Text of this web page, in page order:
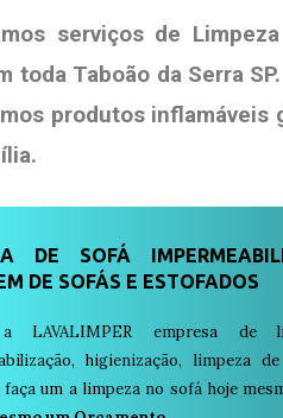
serviços de
toda Taboão da Serra
produtos inflamáveis
.
DE SOFÁ
DE SOFÁS E ESTOFADOS
LAVALIMPER empresa de
higienização, limpeza
um a limpeza no sofá hoje